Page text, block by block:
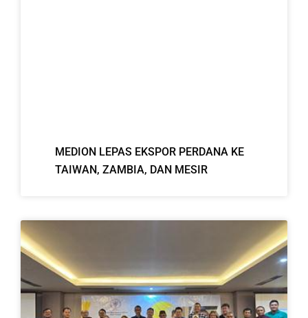
MEDION LEPAS EKSPOR PERDANA KE
TAIWAN, ZAMBIA, DAN MESIR